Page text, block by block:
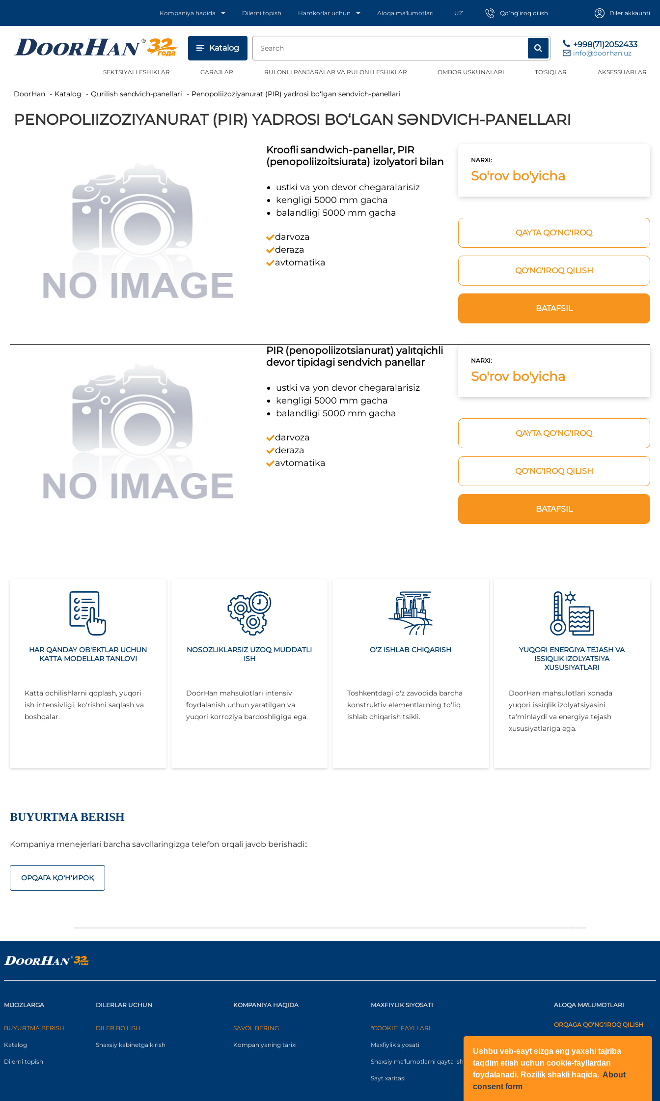
Ushbu veb-sayt sizga eng yaxshi tajriba
taqdim etish uchun cookie-fayllardan
foydalanadi. Rozilik shakli haqida. About
consent form
Kompaniya haqida Dilerni topish Hamkorlar uchun Aloqa ma'lumotlari UZ Qo‘ng‘iroq qilish Diler akkaunti
Katalog +998(71)2052433
info@doorhan.uz
SEKTSIYALI ESHIKLAR GARAJLAR RULONLI PANJARALAR VA RULONLI ESHIKLAR OMBOR USKUNALARI TO'SIQLAR AKSESSUARLAR
DoorHan Katalog Qurilish səndvich-panellari Penopoliizoziyanurat (PIR) yadrosi bo‘lgan səndvich-panellari
PENOPOLIIZOZIYANURAT (PIR) YADROSI BO‘LGAN SƏNDVICH-PANELLARI
Kroofli sandwich-panellar, PIR
(penopoliizoitsiurata) izolyatori bilan
ustki va yon devor chegaralarisiz
kengligi 5000 mm gacha
balandligi 5000 mm gacha
darvoza
deraza
avtomatika
NARXI:
So'rov bo'yicha
QAYTA QO'NG'IROQ
QO'NG'IROQ QILISH
BATAFSIL
PIR (penopoliizotsianurat) yalıtqichli
devor tipidagi sendvich panellar
ustki va yon devor chegaralarisiz
kengligi 5000 mm gacha
balandligi 5000 mm gacha
darvoza
deraza
avtomatika
NARXI:
So'rov bo'yicha
QAYTA QO'NG'IROQ
QO'NG'IROQ QILISH
BATAFSIL
HAR QANDAY OB'EKTLAR UCHUN
KATTA MODELLAR TANLOVI
Katta ochilishlarni qoplash, yuqori
ish intensivligi, ko'rishni saqlash va
boshqalar.
NOSOZLIKLARSIZ UZOQ MUDDATLI
ISH
DoorHan mahsulotlari intensiv
foydalanish uchun yaratilgan va
yuqori korroziya bardoshligiga ega.
O'Z ISHLAB CHIQARISH
Toshkentdagi o'z zavodida barcha
konstruktiv elementlarning to'liq
ishlab chiqarish tsikli.
YUQORI ENERGIYA TEJASH VA
ISSIQLIK IZOLYATSIYA
XUSUSIYATLARI
DoorHan mahsulotlari xonada
yuqori issiqlik izolyatsiyasini
ta'minlaydi va energiya tejash
xususiyatlariga ega.
BUYURTMA BERISH
Kompaniya menejerlari barcha savollaringizga telefon orqali javob berishadi::
ОРQАГА ҚO‘Н‘ИРОҚ
MIJOZLARGA
BUYURTMA BERISH
Katalog
Dilerni topish
DILERLAR UCHUN
DILER BO‘LISH
Shaxsiy kabinetga kirish
KOMPANIYA HAQIDA
SAVOL BERING
Kompaniyaning tarixi
MAXFIYLIK SIYOSATI
"COOKIE" FAYLLARI
Maxfiylik siyosati
Shaxsiy ma'lumotlarni qayta ishlash bo‘yicha kelishuv
Sayt xaritasi
ALOQA MA'LUMOTLARI
ORQAGA QO‘NG‘IROQ QILISH
+998(71)2052422
O‘zbekiston